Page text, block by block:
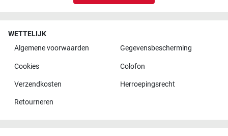
WETTELIJK
Algemene voorwaarden
Gegevensbescherming
Cookies Colofon
Verzendkosten Herroepingsrecht
Retourneren